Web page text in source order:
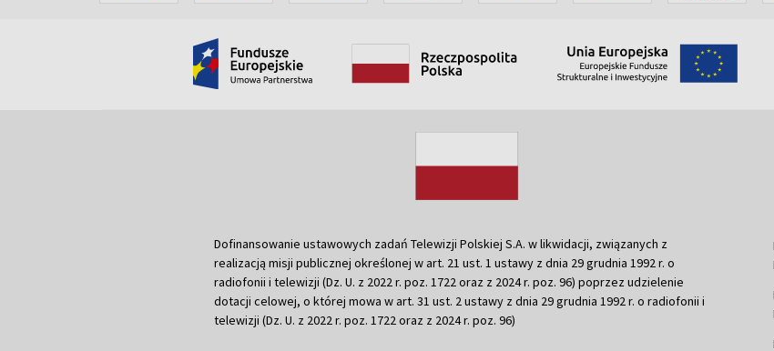
Dofinansowanie ustawowych zadań Telewizji Polskiej S.A. w likwidacji, związanych z
realizacją misji publicznej określonej w art. 21 ust. 1 ustawy z dnia 29 grudnia 1992 r. o
radiofonii i telewizji (Dz. U. z 2022 r. poz. 1722 oraz z 2024 r. poz. 96) poprzez udzielenie
dotacji celowej, o której mowa w art. 31 ust. 2 ustawy z dnia 29 grudnia 1992 r. o radiofonii i
telewizji (Dz. U. z 2022 r. poz. 1722 oraz z 2024 r. poz. 96)